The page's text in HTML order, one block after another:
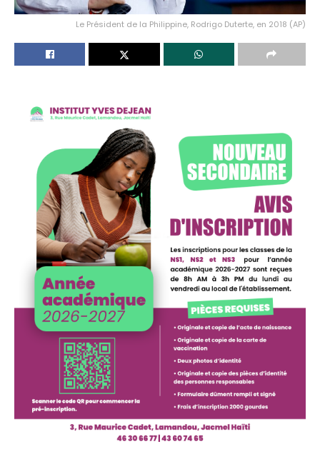
Le Président de la Philippine, Rodrigo Duterte, en 2018 (AP)